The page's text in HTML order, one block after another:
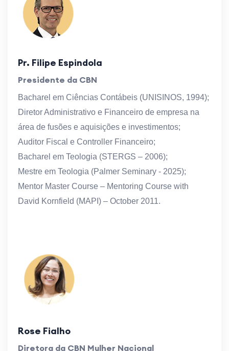
Pr. Filipe Espindola
Presidente da CBN
Bacharel em Ciências Contábeis (UNISINOS, 1994);
Diretor Administrativo e Financeiro de empresa na
área de fusões e aquisições e investimentos;
Auditor Fiscal e Controller Financeiro;
Bacharel em Teologia (STERGS – 2006);
Mestre em Teologia (Palmer Seminary - 2025);
Mentor Master Course – Mentoring Course with
David Kornfield (MAPI) – October 2011.
Rose Fialho
Diretora da CBN Mulher Nacional